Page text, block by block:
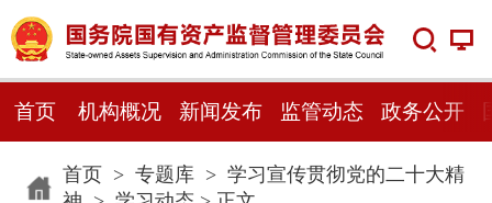
首页 机构概况 新闻发布 监管动态 政务公开
首页> 专题库> 学习宣传贯彻党的二十大精